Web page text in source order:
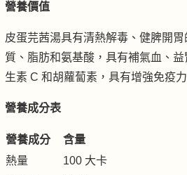
營養價值
皮蛋芫茜湯具有清熱解毒、健脾開
質、脂肪和氨基酸，具有補氣血、
生素 C 和胡蘿蔔素，具有增強免疫
營養成分表
營養成分
含量
熱量
100 大卡